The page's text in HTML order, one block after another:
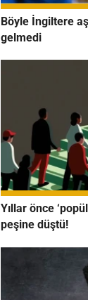
Böyle İngiltere
gelmedi
Yıllar önce
peşine düştü!